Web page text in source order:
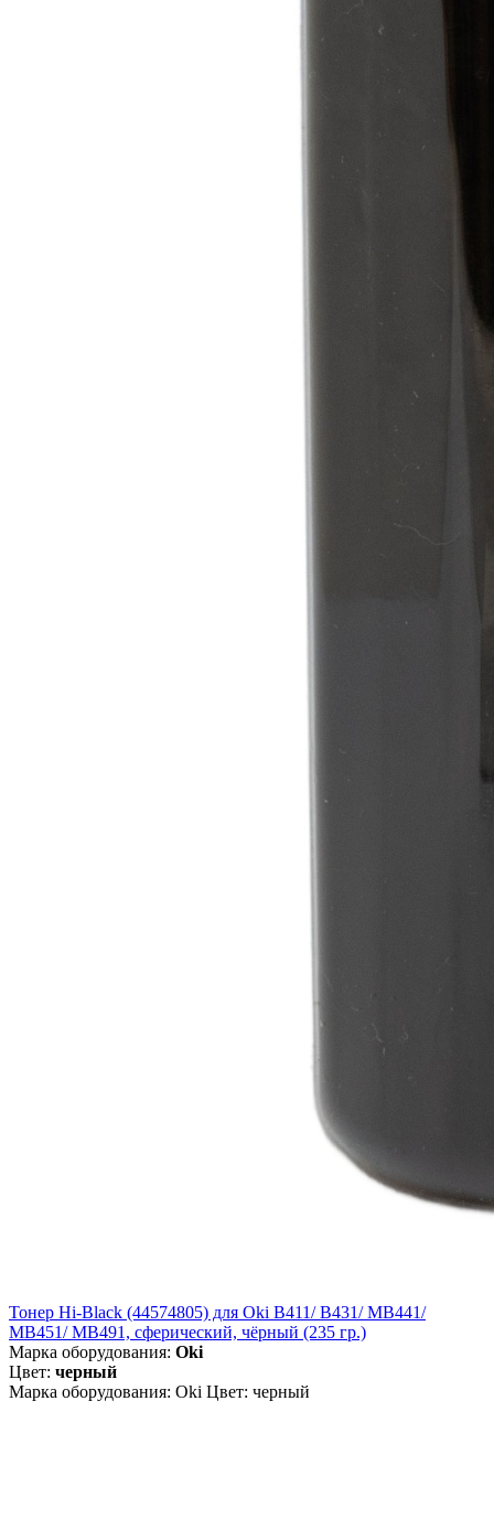
Тонер Hi-Black (44574805) для Oki B411/ B431/ MB441/
MB451/ MB491, сферический, чёрный (235 гр.)
Марка оборудования: Oki
Цвет: черный
Марка оборудования: Oki Цвет: черный